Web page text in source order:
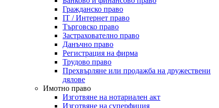
Гражданско право
IT / Интернет право
Търговско право
Застрахователно право
Данъчно право
Регистрация на фирма
Трудово право
Прехвърляне или продажба на дружествени
дялове
Имотно право
Изготвяне на нотариален акт
Изготвяне на суперфиция